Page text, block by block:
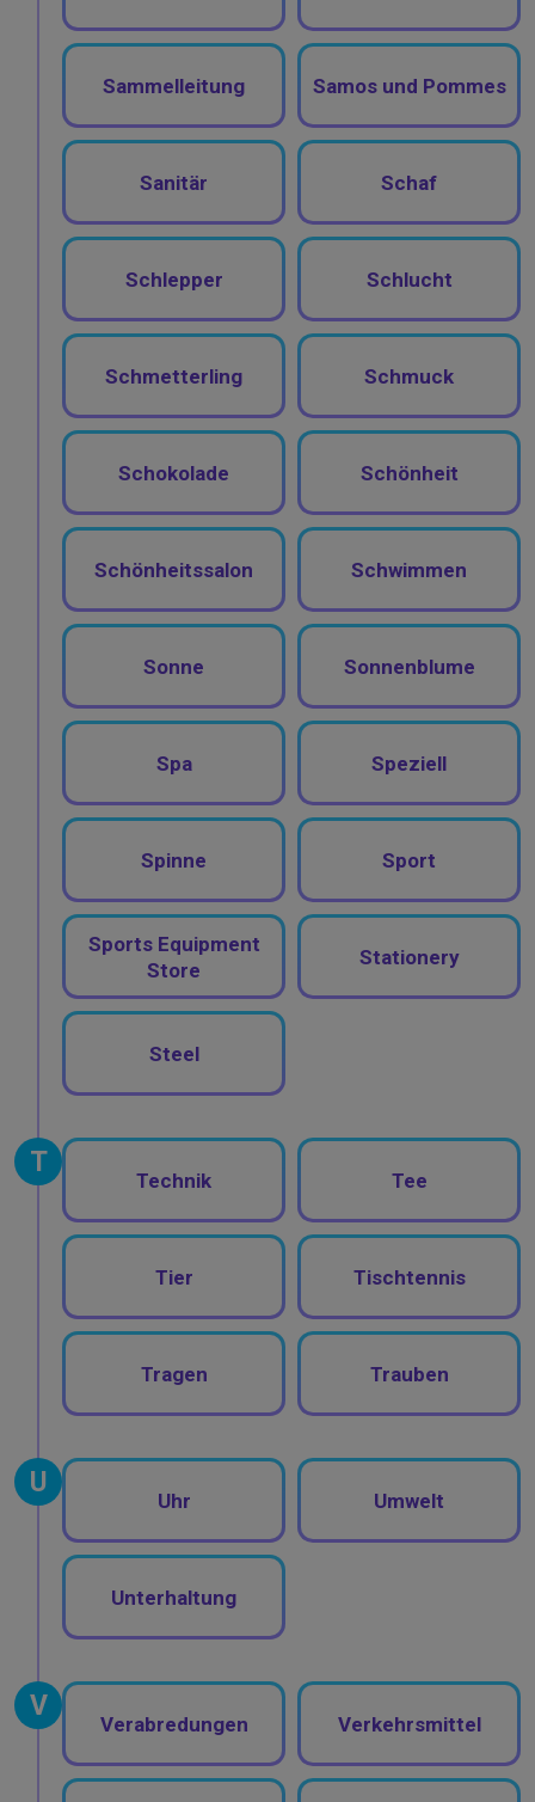
Sammelleitung Samos und Pommes
Sanitär Schaf
Schlepper Schlucht
Schmetterling Schmuck
Schokolade Schönheit
Schönheitssalon Schwimmen
Sonne Sonnenblume
Spa Speziell
Spinne Sport
Sports Equipment
Store
Stationery
Steel
T
Technik Tee
Tier Tischtennis
Tragen Trauben
U
Uhr Umwelt
Unterhaltung
V
Verabredungen Verkehrsmittel